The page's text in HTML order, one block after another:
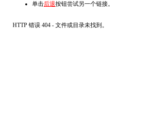
单击后退按钮尝试另一个链接。
HTTP 错误 404 - 文件或目录未找到。